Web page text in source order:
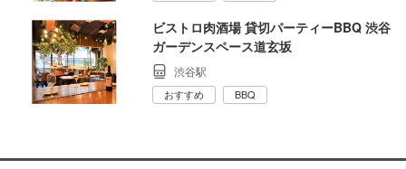
ビストロ肉酒場 貸切パーティーBBQ 渋谷
ガーデンスペース道玄坂
渋谷駅
おすすめ BBQ